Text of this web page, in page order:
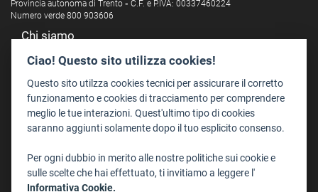
Provincia autonoma di Trento - C.F. e P.IVA: 00337460224
Numero verde 800 903606
Chi siamo
Redazione
Staff
Format - Centro Audiovisivi
Trentino Film Commission
Dove Siamo
Struttura di riferimento
Ciao! Questo sito utilizza cookies!
Questo sito utilzza cookies tecnici per assicurare il corretto
funzionamento e cookies di tracciamento per comprendere
meglio le tue interazioni. Quest'ultimo tipo di cookies
saranno aggiunti solamente dopo il tuo esplicito consenso.
Per ogni dubbio in merito alle nostre politiche sui cookie e
sulle scelte che hai effettuato, ti invitiamo a leggere l'
Informativa Cookie.